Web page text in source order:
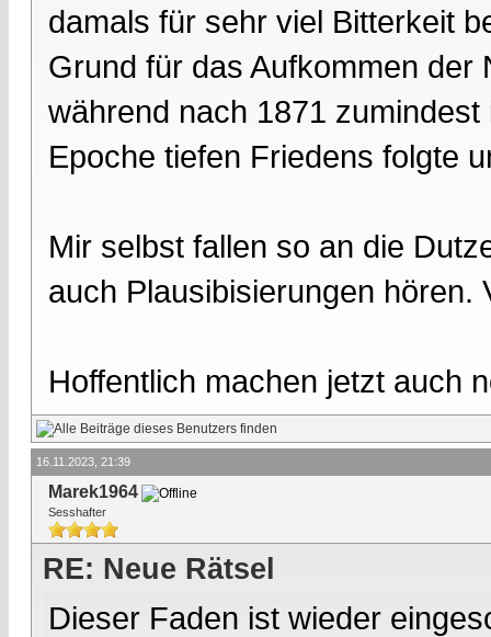
damals für sehr viel Bitterkeit
Grund für das Aufkommen der
während nach 1871
Epoche tiefen Friedens folgte
Mir selbst fallen so an die
auch Plausibisierungen hören.
Hoffentlich machen jetzt auch
16.11.2023, 21:39
Marek1964
Sesshafter
RE: Neue Rätsel
Dieser Faden ist wieder